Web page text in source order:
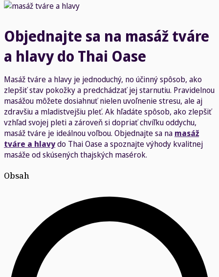
Objednajte sa na masáž tváre
a hlavy do Thai Oase
Masáž tváre a hlavy je jednoduchý, no účinný spôsob, ako
zlepšiť stav pokožky a predchádzať jej starnutiu. Pravidelnou
masážou môžete dosiahnuť nielen uvoľnenie stresu, ale aj
zdravšiu a mladistvejšiu pleť. Ak hľadáte spôsob, ako zlepšiť
vzhľad svojej pleti a zároveň si dopriať chvíľku oddychu,
masáž tváre je ideálnou voľbou. Objednajte sa na masáž
tváre a hlavydo Thai Oase a spoznajte výhody kvalitnej
masáže od skúsených thajských masérok.
Obsah